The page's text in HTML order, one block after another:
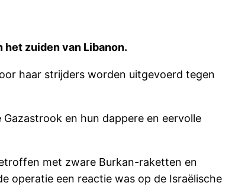
zuiden van Libanon.
haar strijders worden uitgevoerd tegen
en hun dappere en eervolle
met zware Burkan-raketten en
operatie een reactie was op de Israëlische